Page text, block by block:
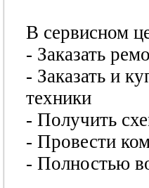
В сервисном
- Заказать
- Заказать и
техники
- Получить
- Провести
- Полностью